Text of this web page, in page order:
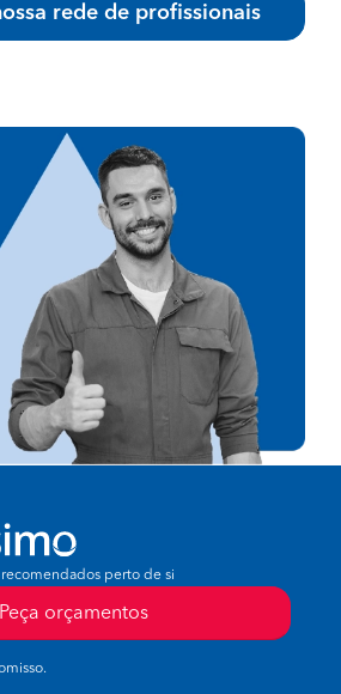
rede de profissionais
perto de si
Peça orçamentos